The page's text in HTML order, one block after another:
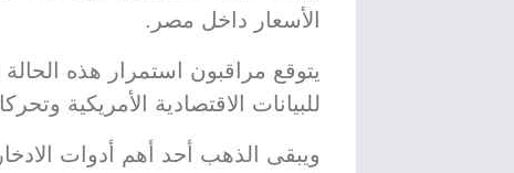
الأسعار داخل مصر.
يتوقع مراقبون استمرار هذه
للبيانات الاقتصادية الأمريكية
ويبقى الذهب أحد أهم أدوات الادخار